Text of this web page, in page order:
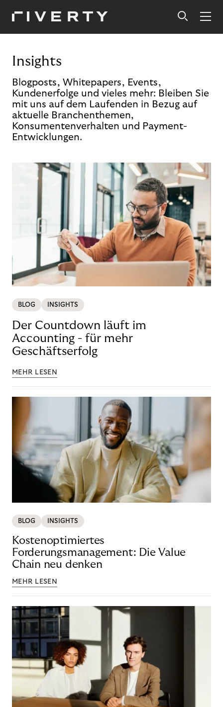
Insights
Blogposts, Whitepapers, Events,
Kundenerfolge und vieles mehr: Bleiben Sie
mit uns auf dem Laufenden in Bezug auf
aktuelle Branchenthemen,
Konsumentenverhalten und Payment-
Entwicklungen.
BLOG INSIGHTS
Der Countdown läuft im
Accounting - für mehr
Geschäftserfolg
MEHR LESEN
BLOG INSIGHTS
Kostenoptimiertes
Forderungsmanagement: Die Value
Chain neu denken
MEHR LESEN